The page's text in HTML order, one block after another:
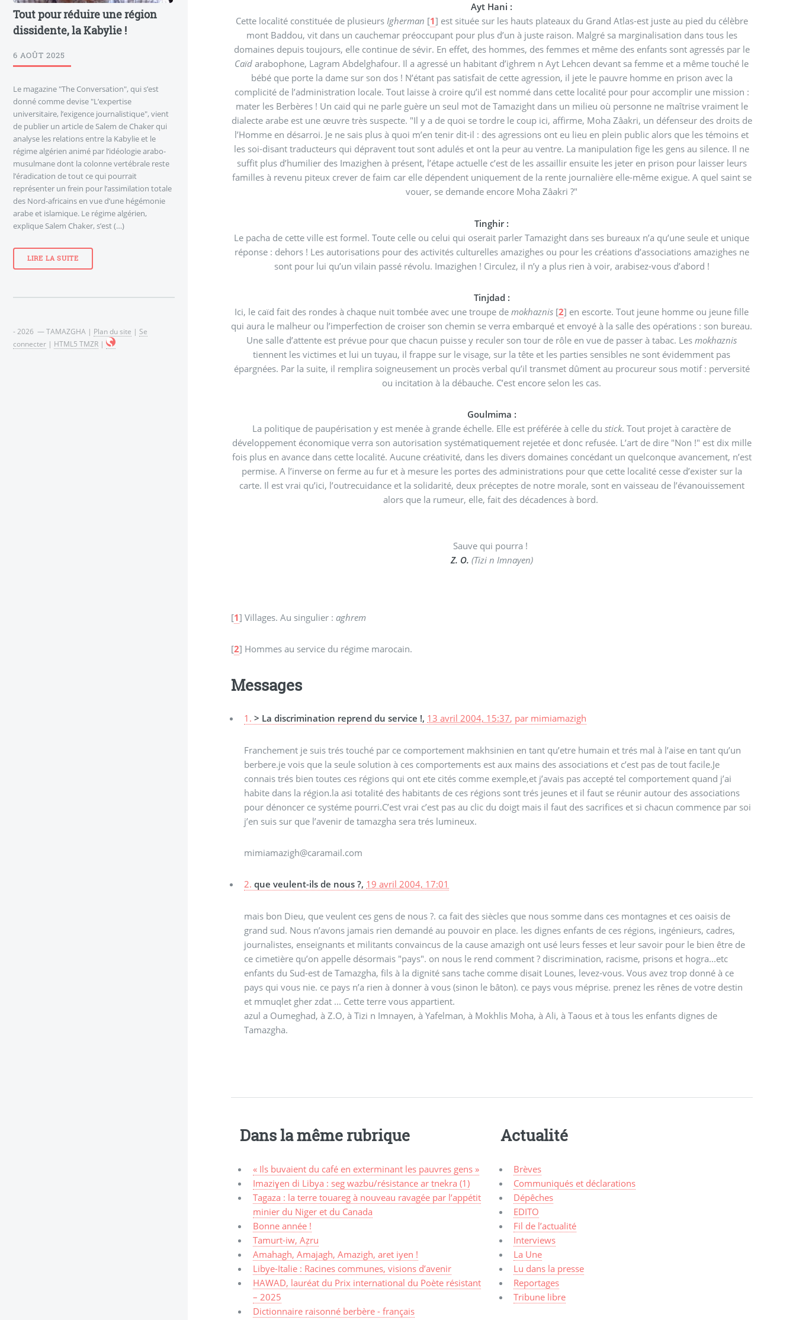
Ayt Hani :
Cette localité constituée de plusieurs Igherman [1] est située sur les hauts plateaux du Grand Atlas-est juste au pied du célèbre
mont Baddou, vit dans un cauchemar préoccupant pour plus d’un à juste raison. Malgré sa marginalisation dans tous les
domaines depuis toujours, elle continue de sévir. En effet, des hommes, des femmes et même des enfants sont agressés par le
Caïd arabophone, Lagram Abdelghafour. Il a agressé un habitant d’ighrem n Ayt Lehcen devant sa femme et a même touché le
bébé que porte la dame sur son dos ! N’étant pas satisfait de cette agression, il jete le pauvre homme en prison avec la
complicité de l’administration locale. Tout laisse à croire qu’il est nommé dans cette localité pour pour accomplir une mission :
mater les Berbères ! Un caïd qui ne parle guère un seul mot de Tamazight dans un milieu où personne ne maîtrise vraiment le
dialecte arabe est une œuvre très suspecte. "Il y a de quoi se tordre le coup ici, affirme, Moha Zâakri, un défenseur des droits de
l’Homme en désarroi. Je ne sais plus à quoi m’en tenir dit-il : des agressions ont eu lieu en plein public alors que les témoins et
les soi-disant traducteurs qui dépravent tout sont adulés et ont la peur au ventre. La manipulation fige les gens au silence. Il ne
suffit plus d’humilier des Imazighen à présent, l’étape actuelle c’est de les assaillir ensuite les jeter en prison pour laisser leurs
familles à revenu piteux crever de faim car elle dépendent uniquement de la rente journalière elle-même exigue. A quel saint se
vouer, se demande encore Moha Zâakri ?"
Tinghir :
Le pacha de cette ville est formel. Toute celle ou celui qui oserait parler Tamazight dans ses bureaux n’a qu’une seule et unique
réponse : dehors ! Les autorisations pour des activités culturelles amazighes ou pour les créations d’associations amazighes ne
sont pour lui qu’un vilain passé révolu. Imazighen ! Circulez, il n’y a plus rien à voir, arabisez-vous d’abord !
Tinjdad :
Ici, le caïd fait des rondes à chaque nuit tombée avec une troupe demokhaznis [2] en escorte. Tout jeune homme ou jeune fille
qui aura le malheur ou l’imperfection de croiser son chemin se verra embarqué et envoyé à la salle des opérations : son bureau.
Une salle d’attente est prévue pour que chacun puisse y reculer son tour de rôle en vue de passer à tabac. Lesmokhaznis
tiennent les victimes et lui un tuyau, il frappe sur le visage, sur la tête et les parties sensibles ne sont évidemment pas
épargnées. Par la suite, il remplira soigneusement un procès verbal qu’il transmet dûment au procureur sous motif : perversité
ou incitation à la débauche. C’est encore selon les cas.
Goulmima :
La politique de paupérisation y est menée à grande échelle. Elle est préférée à celle dustick. Tout projet à caractère de
développement économique verra son autorisation systématiquement rejetée et donc refusée. L’art de dire "Non !" est dix mille
fois plus en avance dans cette localité. Aucune créativité, dans les divers domaines concédant un quelconque avancement, n’est
permise. A l’inverse on ferme au fur et à mesure les portes des administrations pour que cette localité cesse d’exister sur la
carte. Il est vrai qu’ici, l’outrecuidance et la solidarité, deux préceptes de notre morale, sont en vaisseau de l’évanouissement
alors que la rumeur, elle, fait des décadences à bord.
Sauve qui pourra !
Z. O. (Tizi n Imnayen)
[1]Villages. Au singulier :aghrem
[2] Hommes au service du régime marocain.
Messages
1. > La discrimination reprend du service !, 13 avril 2004, 15:37, par mimiamazigh
Franchement je suis trés touché par ce comportement makhsinien en tant qu’etre humain et trés mal à l’aise en tant qu’un
berbere.je vois que la seule solution à ces comportements est aux mains des associations et c’est pas de tout facile.Je
connais trés bien toutes ces régions qui ont ete cités comme exemple,et j’avais pas accepté tel comportement quand j’ai
habite dans la région.la asi totalité des habitants de ces régions sont trés jeunes et il faut se réunir autour des associations
pour dénoncer ce systéme pourri.C’est vrai c’est pas au clic du doigt mais il faut des sacrifices et si chacun commence par soi
j’en suis sur que l’avenir de tamazgha sera trés lumineux.
mimiamazigh@caramail.com
2. que veulent-ils de nous ?, 19 avril 2004, 17:01
mais bon Dieu, que veulent ces gens de nous ?. ca fait des siècles que nous somme dans ces montagnes et ces oaisis de
grand sud. Nous n’avons jamais rien demandé au pouvoir en place. les dignes enfants de ces régions, ingénieurs, cadres,
journalistes, enseignants et militants convaincus de la cause amazigh ont usé leurs fesses et leur savoir pour le bien être de
ce cimetière qu’on appelle désormais "pays". on nous le rend comment ? discrimination, racisme, prisons et hogra...etc
enfants du Sud-est de Tamazgha, fils à la dignité sans tache comme disait Lounes, levez-vous. Vous avez trop donné à ce
pays qui vous nie. ce pays n’a rien à donner à vous (sinon le bâton). ce pays vous méprise. prenez les rênes de votre destin
et mmuqlet gher zdat ... Cette terre vous appartient.
azul a Oumeghad, à Z.O, à Tizi n Imnayen, à Yafelman, à Mokhlis Moha, à Ali, à Taous et à tous les enfants dignes de
Tamazgha.
Dans la même rubrique
« Ils buvaient du café en exterminant les pauvres gens »
Imaziɣen di Libya : seg wazbu/résistance ar tnekra (1)
Tagaza : la terre touareg à nouveau ravagée par l’appétit
minier du Niger et du Canada
Bonne année !
Tamurt-iw, Aẓru
Amahagh, Amajagh, Amazigh, aret iyen !
Libye-Italie : Racines communes, visions d’avenir
HAWAD, lauréat du Prix international du Poète résistant
– 2025
Dictionnaire raisonné berbère - français
Actualité
Brèves
Communiqués et déclarations
Dépêches
EDITO
Fil de l’actualité
Interviews
La Une
Lu dans la presse
Reportages
Tribune libre
Tout pour réduire une région
dissidente, la Kabylie !
6 AOÛT 2025
Le magazine "The Conversation", qui s’est
donné comme devise "L’expertise
universitaire, l’exigence journalistique", vient
de publier un article de Salem de Chaker qui
analyse les relations entre la Kabylie et le
régime algérien animé par l’idéologie arabo-
musulmane dont la colonne vertébrale reste
l’éradication de tout ce qui pourrait
représenter un frein pour l’assimilation totale
des Nord-africains en vue d’une hégémonie
arabe et islamique. Le régime algérien,
explique Salem Chaker, s’est (…)
LIRE LA SUITE
- 2026 — TAMAZGHA | Plan du site | Se
connecter | HTML5 TMZR |